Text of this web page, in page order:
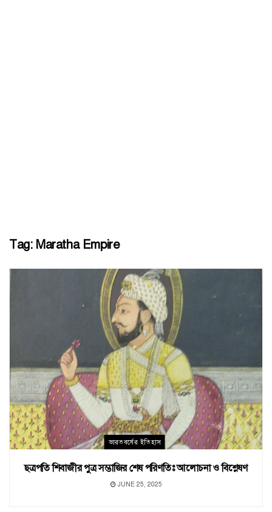
Tag: Maratha Empire
ভারতবর্ষের ইতিহাস
ছত্রপতি শিবাজীর পুত্র সম্ভাজির শেষ পরিণতিঃ আলোচনা ও বিশ্লেষণ
JUNE 25, 2025